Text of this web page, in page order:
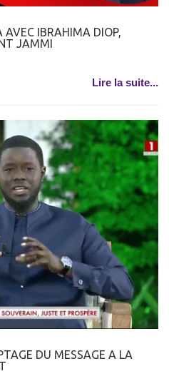
AVEC IBRAHIMA DIOP,
JAMMI
Lire la suite...
DU MESSAGE A LA